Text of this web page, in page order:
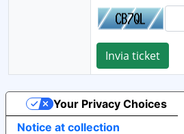
Invia ticket
Notice at collection
Your Privacy Choices